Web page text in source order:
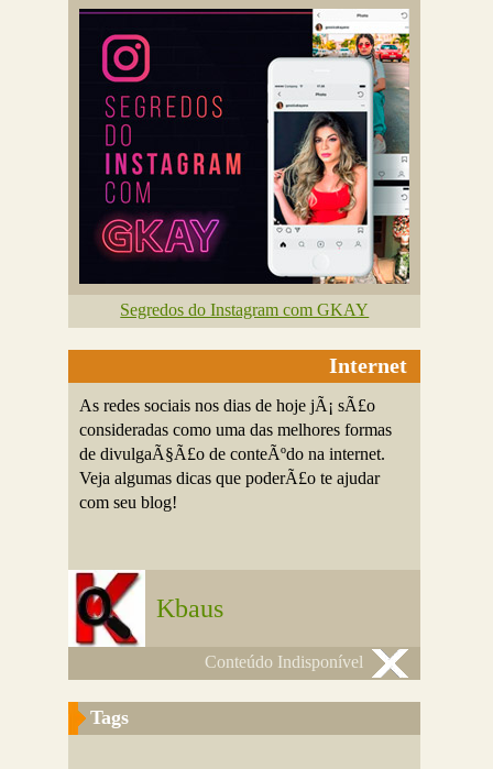
Segredos do Instagram com GKAY
Internet
As redes sociais nos dias de hoje jÃ¡ sÃ£o
consideradas como uma das melhores formas
de divulgaÃ§Ã£o de conteÃºdo na internet.
Veja algumas dicas que poderÃ£o te ajudar
com seu blog!
Kbaus
Conteúdo Indisponível
Tags